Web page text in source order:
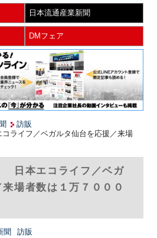
日本流通産業新聞
DMフェア
訪販
ライフ／ベガルタ仙台を応援／来場
日本エコライフ／ベガ
場者数は１万７０００
聞
訪販